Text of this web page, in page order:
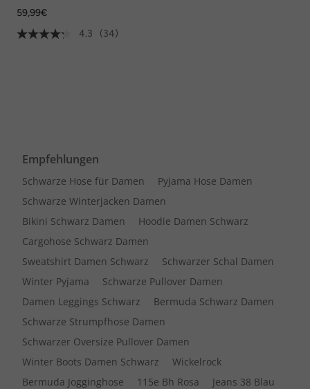
59,99€
4.3
(34)
Empfehlungen
Schwarze Hose für Damen
Pyjama Hose Damen
Schwarze Winterjacken Damen
Bikini Schwarz Damen
Hoodie Damen Schwarz
Cargohose Schwarz Damen
Sweatshirt Damen Schwarz
Schwarzer Schal Damen
Winter Pyjama
Schwarze Pullover Damen
Damen Leggings Schwarz
Bermuda Schwarz Damen
Schwarze Strumpfhose Damen
Schwarzer Oversize Pullover Damen
Winter Boots Damen Schwarz
Wickelrock
Bermuda Jogginghose
115e Bh Rosa
Jeans 38 Blau